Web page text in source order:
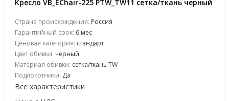
Кресло VB_EChair-225 PTW_TW11 сетка/ткань черный
Страна происхождения: Россия
Гарантийный срок: 6 мес
Ценовая категория: стандарт
Цвет обивки: черный
Материал обивки: сетка/ткань TW
Подлокотники: Да
Все характеристики